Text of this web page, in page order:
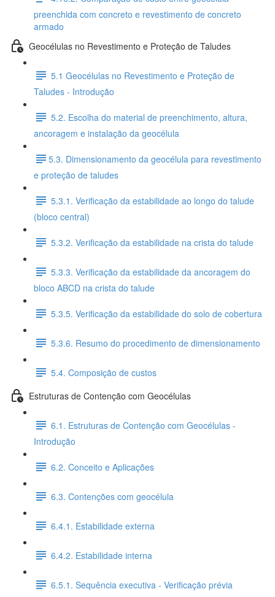
preenchida com concreto e revestimento de concreto
armado
Geocélulas no Revestimento e Proteção de Taludes
5.1 Geocélulas no Revestimento e Proteção de
Taludes - Introdução
5.2. Escolha do material de preenchimento, altura,
ancoragem e instalação da geocélula
​5.3. Dimensionamento da geocélula para revestimento
e proteção de taludes
5.3.1. Verificação da estabilidade ao longo do talude
(bloco central)
5.3.2. Verificação da estabilidade na crista do talude
5.3.3. Verificação da estabilidade da ancoragem do
bloco ABCD na crista do talude
5.3.5. Verificação da estabilidade do solo de cobertura
5.3.6. Resumo do procedimento de dimensionamento
5.4. Composição de custos
Estruturas de Contenção com Geocélulas
6.1. Estruturas de Contenção com Geocélulas -
Introdução
6.2. Conceito e Aplicações
6.3. Contenções com geocélula
6.4.1. Estabilidade externa
6.4.2. Estabilidade interna
6.5.1. Sequência executiva - Verificação prévia